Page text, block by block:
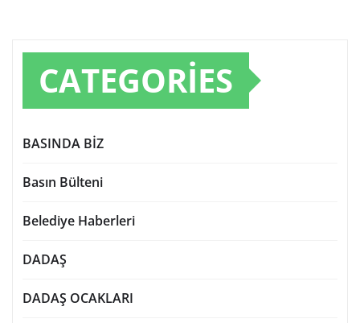
CATEGORIES
BASINDA BİZ
Basın Bülteni
Belediye Haberleri
DADAŞ
DADAŞ OCAKLARI